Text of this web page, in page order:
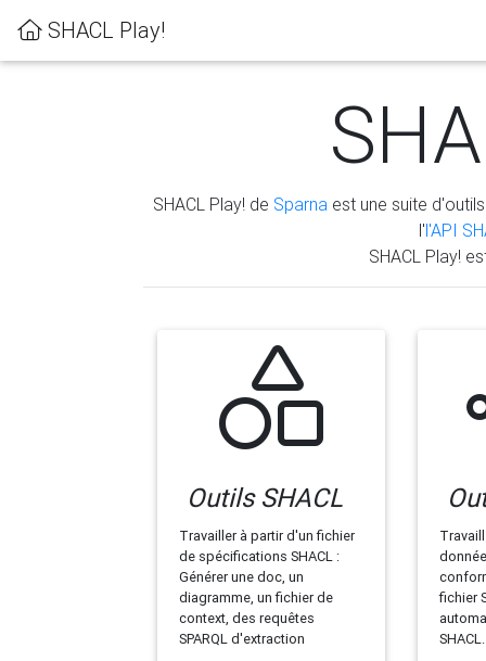
SHACL Play!
SHACL Play! de Sparna est une suite
l'l'API
SHACL Play!
Outils SHACL
Travailler à partir d'un fichier
de spécifications SHACL :
Générer une doc, un
diagramme, un fichier de
context, des requêtes
SPARQL d'extraction
fichier
SHACL.